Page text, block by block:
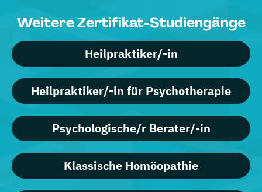
Weitere Zertifikat-Studiengänge
Heilpraktiker/-in
Heilpraktiker/-in für Psychotherapie
Psychologische/r Berater/-in
Klassische Homöopathie